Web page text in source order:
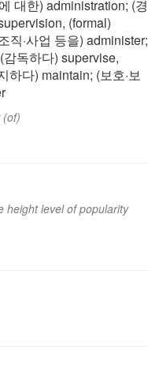
대한) administration; (경
(formal)
직·사업 등을) administer;
독하다) supervise,
하다) maintain; (보호·보
height level of popularity